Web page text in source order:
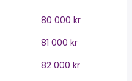
80 000 kr
81 000 kr
82 000 kr